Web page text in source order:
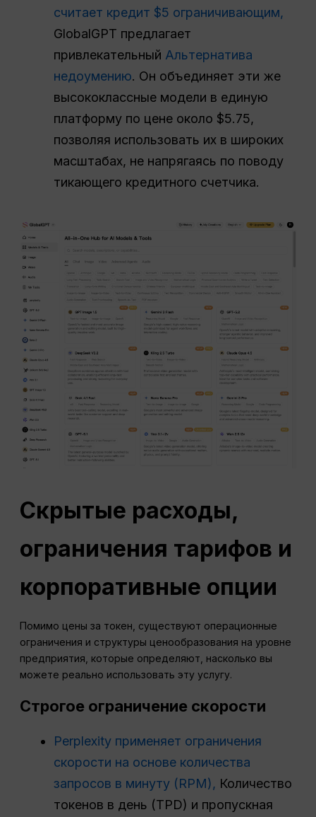
считает кредит $5 ограничивающим,
GlobalGPT предлагает
привлекательный Альтернатива
недоумению. Он объединяет эти же
высококлассные модели в единую
платформу по цене около $5.75,
позволяя использовать их в широких
масштабах, не напрягаясь по поводу
тикающего кредитного счетчика.
Скрытые расходы,
ограничения тарифов и
корпоративные опции
Помимо цены за токен, существуют операционные
ограничения и структуры ценообразования на уровне
предприятия, которые определяют, насколько вы
можете реально использовать эту услугу.
Строгое ограничение скорости
Perplexity применяет ограничения
скорости на основе количества
запросов в минуту (RPM), Количество
токенов в день (TPD) и пропускная